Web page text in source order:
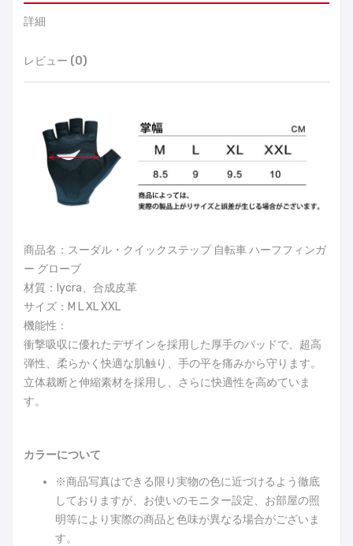
詳細
レビュー (0)
商品名：スーダル・クイックステップ 自転車 ハーフフィンガ
ー グローブ
材質：lycra、合成皮革
サイズ：M L XL XXL
機能性：
衝撃吸収に優れたデザインを採用した厚手のパッドで、超高
弾性、柔らかく快適な肌触り、手の平を痛みから守ります。
立体裁断と伸縮素材を採用し、さらに快適性を高めていま
す。
カラーについて
※商品写真はできる限り実物の色に近づけるよう徹底
しておりますが、お使いのモニター設定、お部屋の照
明等により実際の商品と色味が異なる場合がございま
す。